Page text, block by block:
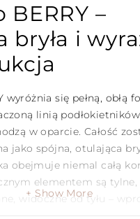
BERRY –
bryła i
wyróżnia się pełną, obłą
linią
w oparcie. Całość
jako spójna, otulająca
obejmuje niemal całą
elementem są
widoczne od tyłu –
Show More